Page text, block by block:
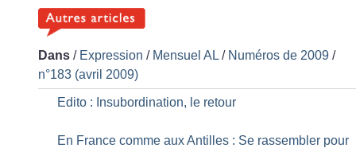
Dans / Expression / Mensuel AL / Numéros de 2009 /
n°183 (avril 2009)
Edito : Insubordination, le retour
En France comme aux Antilles : Se rassembler pour